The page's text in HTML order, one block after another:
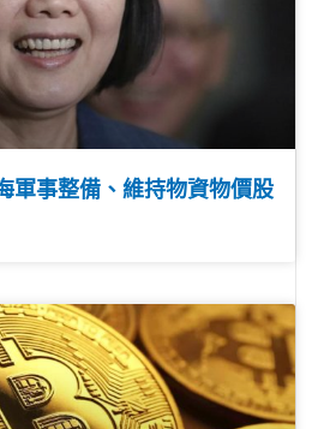
軍事整備、維持物資物價股